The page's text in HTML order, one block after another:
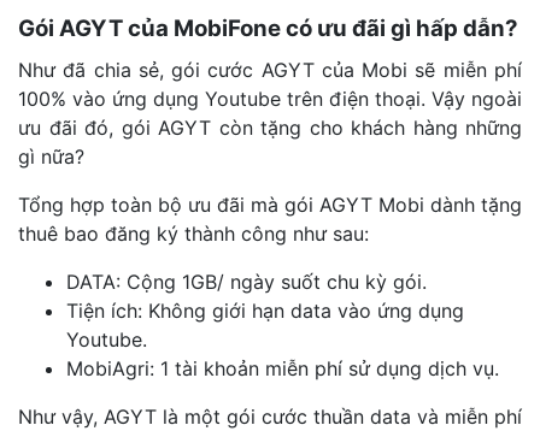
Gói AGYT của MobiFone có ưu đãi gì hấp dẫn?
Như đã chia sẻ, gói cước AGYT của Mobi sẽ miễn phí
100% vào ứng dụng Youtube trên điện thoại. Vậy ngoài
ưu đãi đó, gói AGYT còn tặng cho khách hàng những
gì nữa?
Tổng hợp toàn bộ ưu đãi mà gói AGYT Mobi dành tặng
thuê bao đăng ký thành công như sau:
DATA: Cộng 1GB/ ngày suốt chu kỳ gói.
Tiện ích: Không giới hạn data vào ứng dụng
Youtube.
MobiAgri: 1 tài khoản miễn phí sử dụng dịch vụ.
Như vậy, AGYT là một gói cước thuần data và miễn phí